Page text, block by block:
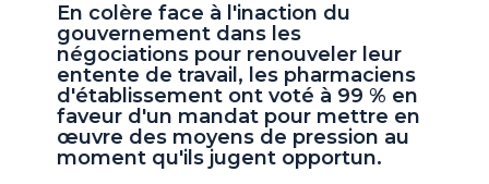
En colère face à l'inaction du
gouvernement dans les
négociations pour renouveler leur
entente de travail, les pharmaciens
d'établissement ont voté à 99 % en
faveur d'un mandat pour mettre en
œuvre des moyens de pression au
moment qu'ils jugent opportun.